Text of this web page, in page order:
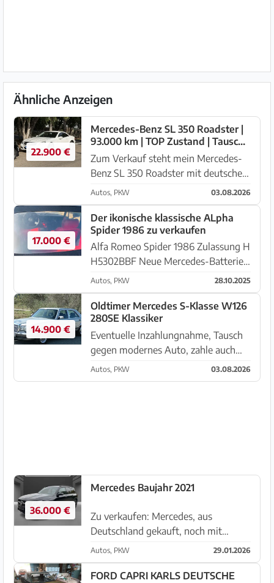
Ähnliche Anzeigen
22.900 €
Mercedes-Benz SL 350 Roadster |
93.000 km | TOP Zustand | Tausch
möglich
Zum Verkauf steht mein Mercedes-
Benz SL 350 Roadster mit deutschem
Kennzeichen und aktuell ca. 93.500
km Laufleistung. Das Fahrzeug
befindet sich seit April 2026 auf
Mallorca und läuft absolut prob...
Autos, PKW 03.08.2026
17.000 €
Der ikonische klassische ALpha
Spider 1986 zu verkaufen
Alfa Romeo Spider 1986 Zulassung H
H5302BBF Neue Mercedes-Batterie
34844 km Ich suche ein Angebot von
17.000 Euro oder Ähnlichem. Das
Auto ist in hervorragendem Zustand.
Das Interieur wurde von Alfa...
Autos, PKW 28.10.2025
14.900 €
Oldtimer Mercedes S-Klasse W126
280SE Klassiker
Eventuelle Inzahlungnahme, Tausch
gegen modernes Auto, zahle auch
auf. Automatikgetriebe, Klima
Automatik, elektrische Sitze,
Autos, PKW 03.08.2026
36.000 €
Mercedes Baujahr 2021
Zu verkaufen: Mercedes, aus
Deutschland gekauft, noch mit
grünen Kennzeichen. In zwei
Monaten werden sie in Spanien sein.
In perfektem Zustand. Besichtigung
Autos, PKW 29.01.2026
FORD CAPRI KARLS DEUTSCHE